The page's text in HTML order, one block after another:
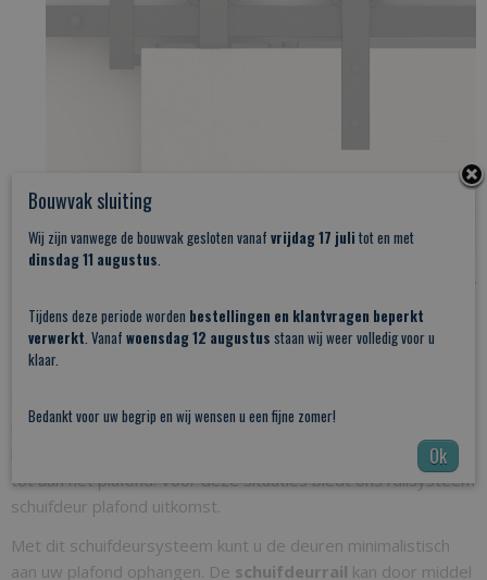
PDF:Plafond montage beugel
PDF:Spaakwiel montage handleiding
niet praktisch is om een schuifdeursysteem aan de wand te
bevestigen bijvoorbeeld wanneer uw deuropening doorloopt
tot aan het plafond. Voor deze situaties biedt ons railsysteem
schuifdeur plafond uitkomst.
Met dit schuifdeursysteem kunt u de deuren minimalistisch
aan uw plafond ophangen. De schuifdeurrail kan door middel
Bouwvak sluiting
Wij zijn vanwege de bouwvak gesloten vanaf vrijdag 17 juli tot en met
dinsdag 11 augustus.
Tijdens deze periode worden bestellingen en klantvragen beperkt
verwerkt. Vanaf woensdag 12 augustus staan wij weer volledig voor u
klaar.
Bedankt voor uw begrip en wij wensen u een fijne zomer!
Ok